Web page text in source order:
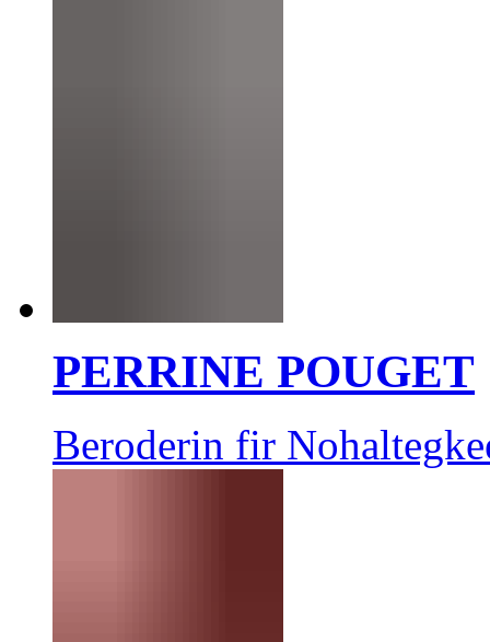
PERRINE POUGET
Beroderin fir